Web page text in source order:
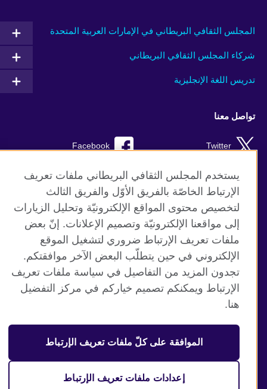
المجلس الثقافي البريطاني في الإمارات العربية المتحدة
شركاء المجلس الثقافي البريطاني
تدريس اللغة الإنجليزية
تواصل معنا
Facebook Twitter
Instagram RSS
TikTok
موقع المجلس الثقافي البريطاني العالمي
الخصوصية وشروط الاستخدام
ملفات تعريف الإرتباط
خريطة الموقع
منظمة المملكة المتحدة الدولية للعلاقات الثقافية والفرص
يستخدم المجلس الثقافي البريطاني ملفات تعريف
الإرتباط الخاصّة بالفريق الأوّل والفريق الثالث
لتخصيص محتوى المواقع الإلكترونيّة وتحليل الزيارات
إلى مواقعنا الإلكترونيّة وتصميم الإعلانات. إنّ بعض
ملفات تعريف الإرتباط ضروري لتشغيل الموقع
الإلكتروني في حين يتطلّب البعض الآخر موافقتكم.
تجدون المزيد من التفاصيل في سياسة ملفات تعريف
الإرتباط ويمكنكم تصميم خياركم في مركز التفضيل
هنا.
الموافقة على كلّ ملفات تعريف الإرتباط
إعدادات ملفات تعريف الإرتباط